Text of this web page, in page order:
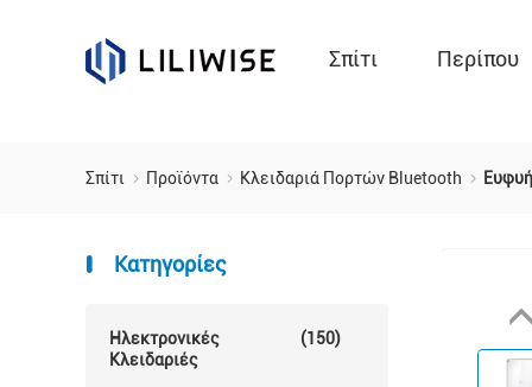
Σπίτι Περίπου
Σπίτι Προϊόντα Κλειδαριά Πορτών Bluetooth
Κατηγορίες
Ηλεκτρονικές
Κλειδαριές
(150)